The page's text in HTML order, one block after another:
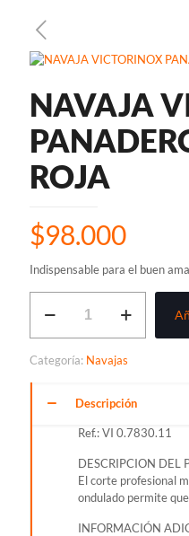
NAVAJA
ROJA
$98.000
Indispensable para el buen
VICTORINOX
ROJA
cantidad
Categoría: Navajas
Descripción
Ref.: VI 0.7830.11
DESCRIPCION DEL
El corte profesional
ondulado permite
INFORMACIÓN